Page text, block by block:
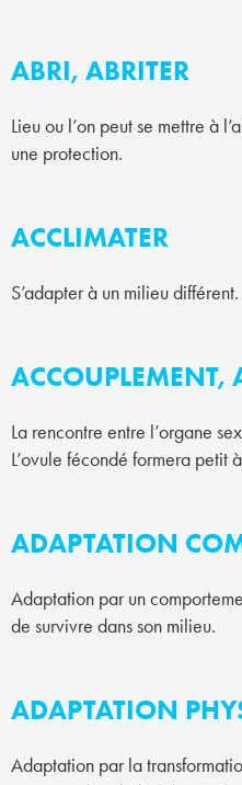
ABRI, ABRITER
Lieu ou l’on peut se mettre à
une protection.
ACCLIMATER
S’adapter à un milieu différent.
ACCOUPLEMENT,
La rencontre entre l’organe
L’ovule fécondé formera petit
ADAPTATION
Adaptation par un
de survivre dans son milieu.
ADAPTATION
Adaptation par la